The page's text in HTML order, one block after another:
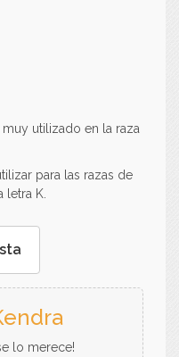
muy utilizado en la raza
para las razas de
K.
lo merece!